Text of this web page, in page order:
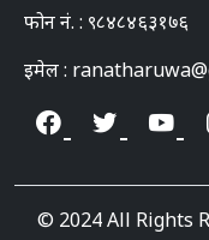
फोन नं. : ९८४८४६३१७६
इमेल :
© 2024 All Rights